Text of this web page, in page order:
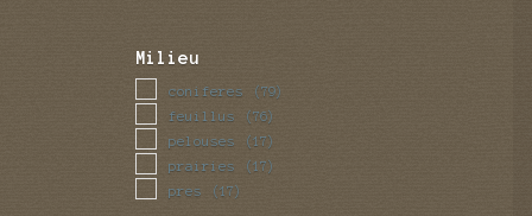
Milieu
coniferes (79)
feuillus (76)
pelouses (17)
prairies (17)
pres (17)